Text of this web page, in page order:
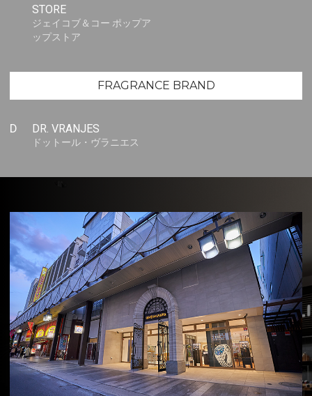
STORE
ジェイコブ＆コー ポップア
ップストア
FRAGRANCE BRAND
D DR. VRANJES
ドットール・ヴラニエス